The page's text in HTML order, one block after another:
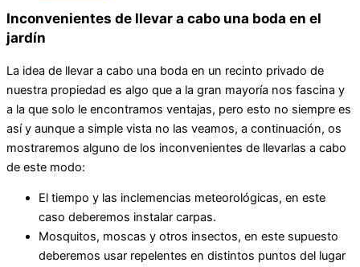
Inconvenientes de llevar a cabo una boda en el
jardín
La idea de llevar a cabo una boda en un recinto privado de
nuestra propiedad es algo que a la gran mayoría nos fascina y
a la que solo le encontramos ventajas, pero esto no siempre es
así y aunque a simple vista no las veamos, a continuación, os
mostraremos alguno de los inconvenientes de llevarlas a cabo
de este modo:
El tiempo y las inclemencias meteorológicas, en este
caso deberemos instalar carpas.
Mosquitos, moscas y otros insectos, en este supuesto
deberemos usar repelentes en distintos puntos del lugar